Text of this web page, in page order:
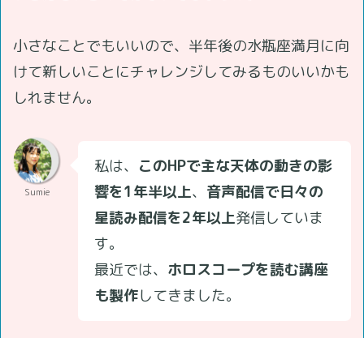
小さなことでもいいので、半年後の水瓶座満月に向
けて新しいことにチャレンジしてみるものいいかも
しれません。
Sumie
私は、 このHPで主な天体の動きの影
響を1年半以上、 音声配信で日々の
星読み配信を2年以上発信していま
す。
最近では、 ホロスコープを読む講座
も製作してきました。